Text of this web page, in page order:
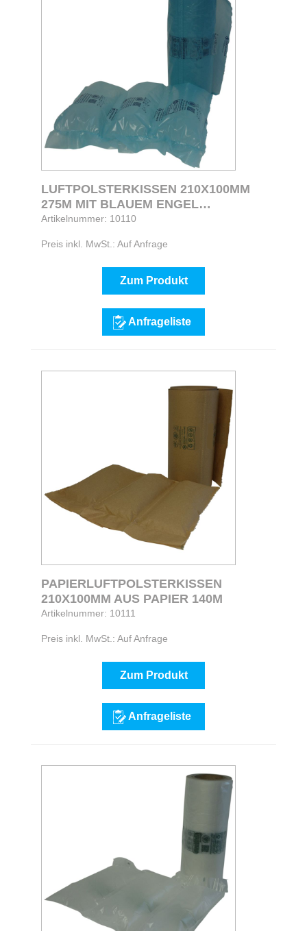
LUFTPOLSTERKISSEN 210X100MM
275M MIT BLAUEM ENGEL
AUFDRUCK BLAU
Artikelnummer: 10110
Preis inkl. MwSt.: Auf Anfrage
Zum Produkt
Anfrageliste
PAPIERLUFTPOLSTERKISSEN
210X100MM AUS PAPIER 140M
Artikelnummer: 10111
Preis inkl. MwSt.: Auf Anfrage
Zum Produkt
Anfrageliste